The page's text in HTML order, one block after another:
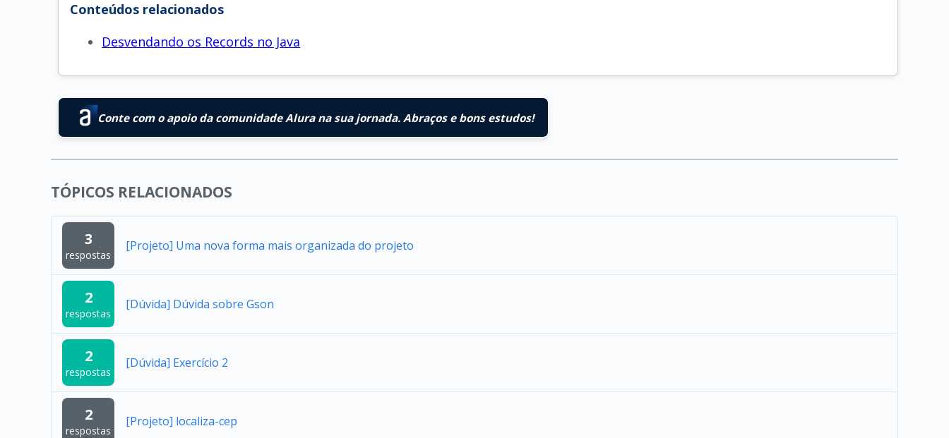
Conteúdos relacionados
Desvendando os Records no Java
Conte com o apoio da comunidade Alura na sua jornada. Abraços e bons estudos!
TÓPICOS RELACIONADOS
3
respostas
[Projeto] Uma nova forma mais organizada do projeto
2
respostas
[Dúvida] Dúvida sobre Gson
2
respostas
[Dúvida] Exercício 2
2
respostas
[Projeto] localiza-cep